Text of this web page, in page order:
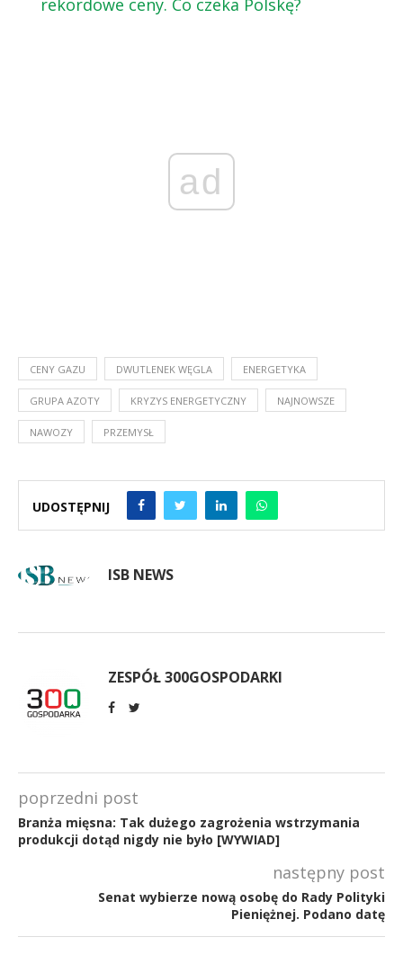
ad
CENY GAZU DWUTLENEK WĘGLA ENERGETYKA
GRUPA AZOTY KRYZYS ENERGETYCZNY NAJNOWSZE
NAWOZY PRZEMYSŁ
UDOSTĘPNIJ
ISB NEWS
ZESPÓŁ 300GOSPODARKI
poprzedni post
Branża mięsna: Tak dużego zagrożenia wstrzymania
produkcji dotąd nigdy nie było [WYWIAD]
następny post
Senat wybierze nową osobę do Rady Polityki
Pieniężnej. Podano datę